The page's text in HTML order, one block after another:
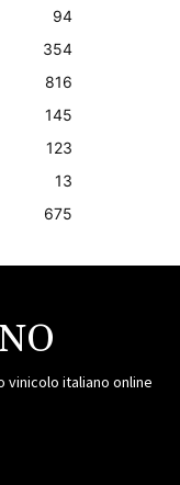
94
354
816
145
123
13
675
italiano online